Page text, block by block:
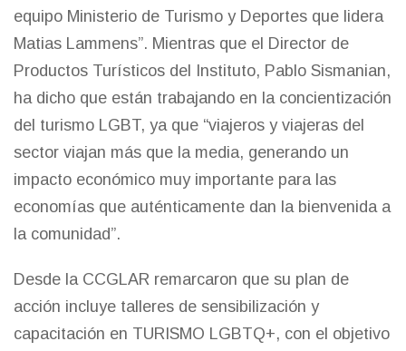
equipo Ministerio de Turismo y Deportes que lidera
Matias Lammens”. Mientras que el Director de
Productos Turísticos del Instituto, Pablo Sismanian,
ha dicho que están trabajando en la concientización
del turismo LGBT, ya que “viajeros y viajeras del
sector viajan más que la media, generando un
impacto económico muy importante para las
economías que auténticamente dan la bienvenida a
la comunidad”.
Desde la CCGLAR remarcaron que su plan de
acción incluye talleres de sensibilización y
capacitación en TURISMO LGBTQ+, con el objetivo